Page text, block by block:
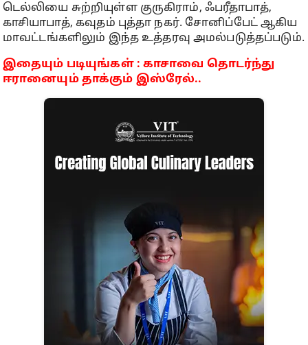
டெல்லியை சுற்றியுள்ள குருகிராம், ஃபரீதாபாத்,
காசியாபாத், கவுதம் புத்தா நகர். சோனிப்பேட் ஆகிய
மாவட்டங்களிலும் இந்த உத்தரவு அமல்படுத்தப்படும்.
இதையும் படியுங்கள் : காசாவை தொடர்ந்து
ஈரானையும் தாக்கும் இஸ்ரேல்..